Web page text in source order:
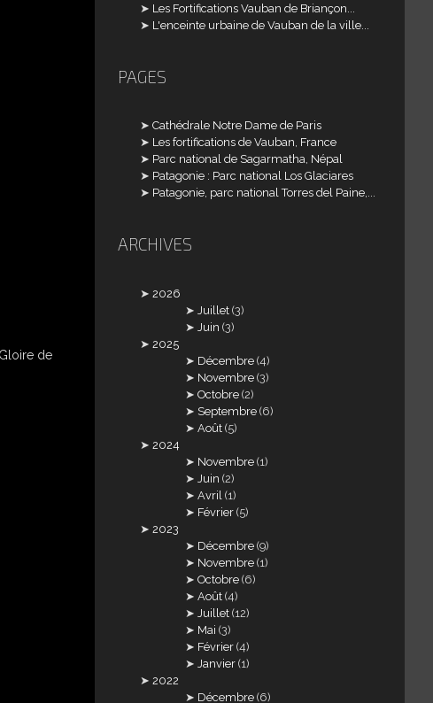
de
Les Fortifications Vauban de Briançon...
L'enceinte urbaine de Vauban de la ville...
PAGES
Cathédrale Notre Dame de Paris
Les fortifications de Vauban, France
Parc national de Sagarmatha, Népal
Patagonie : Parc national Los Glaciares
Patagonie, parc national Torres del Paine,...
ARCHIVES
2026
Juillet (3)
Juin (3)
2025
Décembre (4)
Novembre (3)
Octobre (2)
Septembre (6)
Août (5)
2024
Novembre (1)
Juin (2)
Avril (1)
Février (5)
2023
Décembre (9)
Novembre (1)
Octobre (6)
Août (4)
Juillet (12)
Mai (3)
Février (4)
Janvier (1)
2022
Décembre (6)